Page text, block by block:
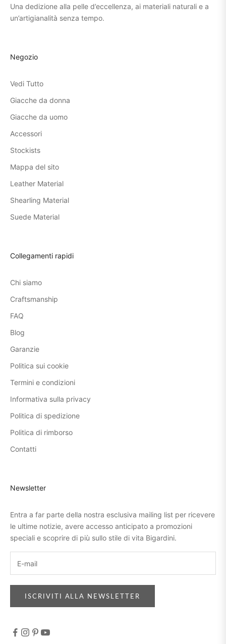
Una dedizione alla pelle d’eccellenza, ai materiali naturali e a
un’artigianalità senza tempo.
Negozio
Vedi Tutto
Giacche da donna
Giacche da uomo
Accessori
Stockists
Mappa del sito
Leather Material
Shearling Material
Suede Material
Collegamenti rapidi
Chi siamo
Craftsmanship
FAQ
Blog
Garanzie
Politica sui cookie
Termini e condizioni
Informativa sulla privacy
Politica di spedizione
Politica di rimborso
Contatti
Newsletter
Entra a far parte della nostra esclusiva mailing list per ricevere
le ultime notizie, avere accesso anticipato a promozioni
speciali e scoprire di più sullo stile di vita Bigardini.
ISCRIVITI ALLA NEWSLETTER